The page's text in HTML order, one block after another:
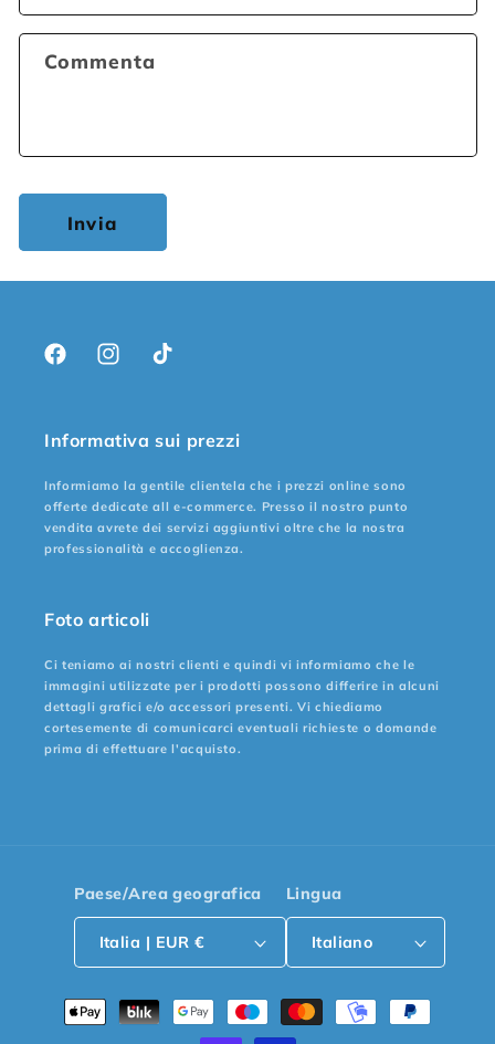
Commenta
Invia
FacebookInstagramTikTok
Informativa sui prezzi
Informiamo la gentile clientela che i prezzi online sono
offerte dedicate all e-commerce. Presso il nostro punto
vendita avrete dei servizi aggiuntivi oltre che la nostra
professionalità e accoglienza.
Foto articoli
Ci teniamo ai nostri clienti e quindi vi informiamo che le
immagini utilizzate per i prodotti possono differire in alcuni
dettagli grafici e/o accessori presenti. Vi chiediamo
cortesemente di comunicarci eventuali richieste o domande
prima di effettuare l'acquisto.
Paese/Area geografica
Italia | EUR €
Lingua
Italiano
Metodi